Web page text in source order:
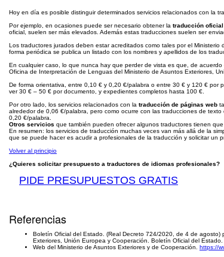
Hoy en día es posible distinguir determinados servicios relacionados con la
Por ejemplo, en ocasiones puede ser necesario obtener la traducción oficial
oficial, suelen ser más elevados. Además estas traducciones suelen ser
Los traductores jurados deben estar acreditados como tales por el
forma periódica se publica un listado con los nombres y apellidos de los
En cualquier caso, lo que nunca hay que perder de vista es que, de
Oficina de Interpretación de Lenguas del Ministerio de Asuntos Exteriores,
De forma orientativa, entre 0,10 € y 0,20 €/palabra o entre 30 € y 120 € por
ver 30 € – 50 € por documento, y expedientes completos hasta 100 €.
Por otro lado, los servicios relacionados con la traducción de páginas web
alrededor de 0,06 €/palabra, pero como ocurre con las traducciones de
0,20 €/palabra.
Otros servicios que también pueden ofrecer algunos traductores tienen
En resumen: los servicios de traducción muchas veces van más allá de la
que se puede hacer es acudir a profesionales de la traducción y solicitar un
Volver al principio
¿Quieres solicitar presupuesto a traductores de idiomas profesionales?
PIDE PRESUPUESTOS GRATIS
Referencias
Boletín Oficial del Estado. (Real Decreto 724/2020, de 4 de
Exteriores, Unión Europea y Cooperación. Boletín Oficial del Estado.
Web del Ministerio de Asuntos Exteriores y de Cooperación. https://